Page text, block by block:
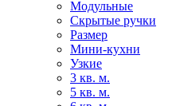
Модульные
Скрытые ручки
Размер
Мини-кухни
Узкие
3 кв. м.
5 кв. м.